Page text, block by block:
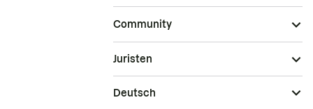
Community
Juristen
Deutsch